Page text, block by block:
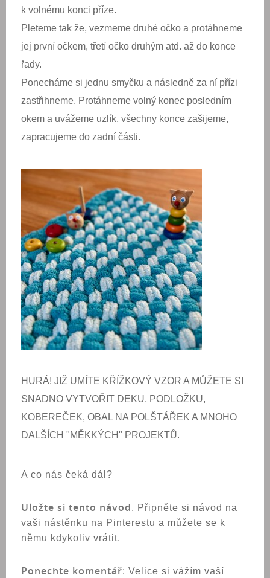
k volnému konci příze.
Pleteme tak že, vezmeme druhé očko a protáhneme
jej první očkem, třetí očko druhým atd. až do konce
řady.
Ponecháme si jednu smyčku a následně za ní přízi
zastřihneme. Protáhneme volný konec posledním
okem a uvážeme uzlík, všechny konce zašijeme,
zapracujeme do zadní části.
HURÁ! JIŽ UMÍTE KŘÍŽKOVÝ VZOR A MŮŽETE SI
SNADNO VYTVOŘIT DEKU, PODLOŽKU,
KOBEREČEK, OBAL NA POLŠTÁŘEK A MNOHO
DALŠÍCH "MĚKKÝCH" PROJEKTŮ.
A co nás čeká dál?
Uložte si tento návod. Připněte si návod na
vaši nástěnku na Pinterestu a můžete se k
němu kdykoliv vrátit.
Ponechte komentář: Velice si vážím vaší